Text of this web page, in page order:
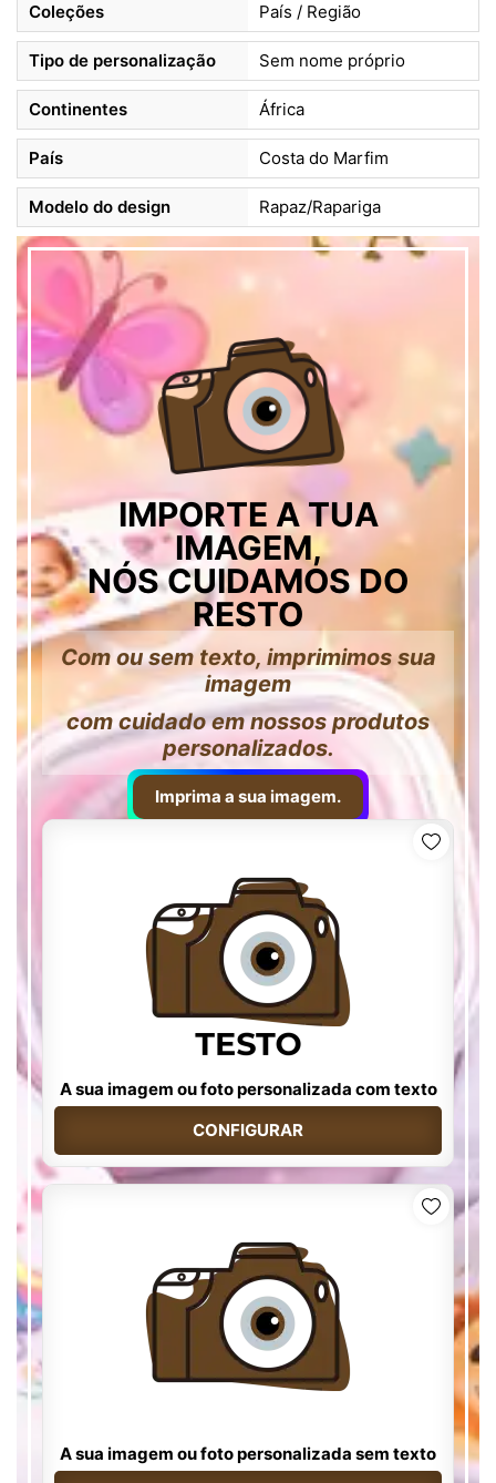
Coleções País / Região
Tipo de personalização Sem nome próprio
Continentes África
País Costa do Marfim
Modelo do design Rapaz/Rapariga
IMPORTE A TUA
IMAGEM,
NÓS CUIDAMOS DO
RESTO
Com ou sem texto, imprimimos sua
imagem
com cuidado em nossos produtos
personalizados.
Imprima a sua imagem.
A sua imagem ou foto personalizada com texto
CONFIGURAR
A sua imagem ou foto personalizada sem texto